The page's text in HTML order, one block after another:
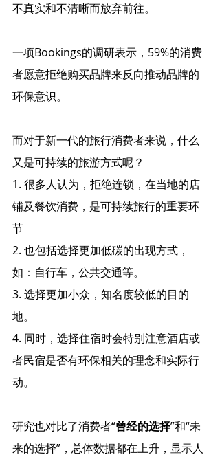
不真实和不清晰而放弃前往。
一项Bookings的调研表示，59%的消费
者愿意拒绝购买品牌来反向推动品牌的
环保意识。
而对于新一代的旅行消费者来说，什么
又是可持续的旅游方式呢？
1. 很多人认为，拒绝连锁，在当地的店
铺及餐饮消费，是可持续旅行的重要环
节
2. 也包括选择更加低碳的出现方式，
如：自行车，公共交通等。
​3. 选择更加小众，知名度较低的目的
地。
4. 同时，选择住宿时会特别注意酒店或
者民宿是否有环保相关的理念和实际行
动。
研究也对比了消费者“曾经的选择”和“未
来的选择”，总体数据都在上升，显示人